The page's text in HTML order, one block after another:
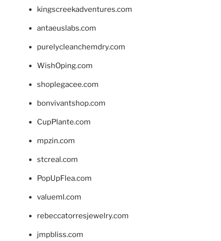
kingscreekadventures.com
antaeuslabs.com
purelycleanchemdry.com
WishOping.com
shoplegacee.com
bonvivantshop.com
CupPlante.com
mpzin.com
stcreal.com
PopUpFlea.com
valueml.com
rebeccatorresjewelry.com
jmpbliss.com